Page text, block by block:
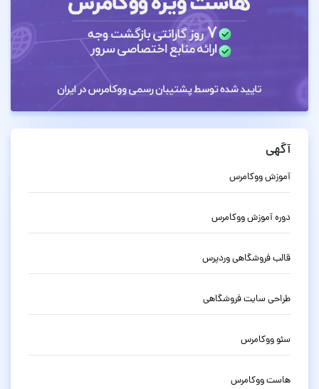
آگهی
آموزش ووکامرس
دوره آموزش ووکامرس
قالب فروشگاهی وردپرس
طراحی سایت فروشگاهی
سئو ووکامرس
هاست ووکامرس